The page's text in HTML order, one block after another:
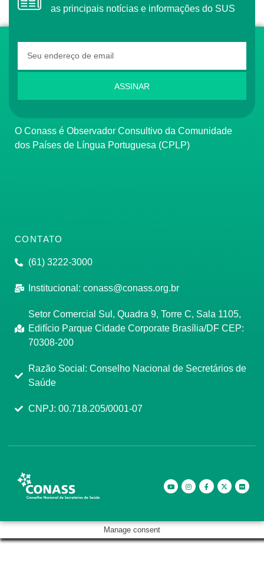
as principais notícias e informações do SUS
ASSINAR
O Conass é Observador Consultivo da Comunidade
dos Países de Língua Portuguesa (CPLP)
CONTATO
(61) 3222-3000
Institucional: conass@conass.org.br
Setor Comercial Sul, Quadra 9, Torre C, Sala 1105,
Edifício Parque Cidade Corporate Brasília/DF CEP:
70308-200
Razão Social: Conselho Nacional de Secretários de
Saúde
CNPJ: 00.718.205/0001-07
Manage consent